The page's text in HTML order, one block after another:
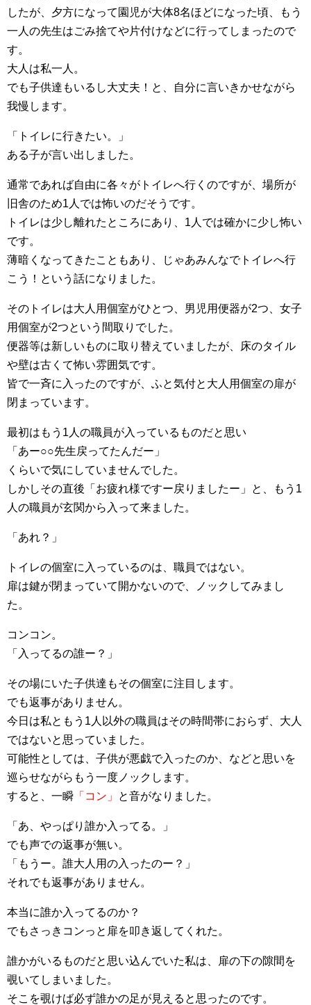
したが、夕方になって園児が大体8名ほどになった頃、もう
一人の先生はごみ捨てや片付けなどに行ってしまったので
す。
大人は私一人。
でも子供達もいるし大丈夫！と、自分に言いきかせながら
我慢します。
「トイレに行きたい。」
ある子が言い出しました。
通常であれば自由に各々がトイレへ行くのですが、場所が
旧舎のため1人では怖いのだそうです。
トイレは少し離れたところにあり、1人では確かに少し怖い
です。
薄暗くなってきたこともあり、じゃあみんなでトイレへ行
こう！という話になりました。
そのトイレは大人用個室がひとつ、男児用便器が2つ、女子
用個室が2つという間取りでした。
便器等は新しいものに取り替えていましたが、床のタイル
や壁は古くて怖い雰囲気です。
皆で一斉に入ったのですが、ふと気付と大人用個室の扉が
閉まっています。
最初はもう1人の職員が入っているものだと思い
「あー○○先生戻ってたんだー」
くらいで気にしていませんでした。
しかしその直後「お疲れ様ですー戻りましたー」と、もう1
人の職員が玄関から入って来ました。
「あれ？」
トイレの個室に入っているのは、職員ではない。
扉は鍵が閉まっていて開かないので、ノックしてみまし
た。
コンコン。
「入ってるの誰ー？」
その場にいた子供達もその個室に注目します。
でも返事がありません。
今日は私ともう1人以外の職員はその時間帯におらず、大人
ではないと思っていました。
可能性としては、子供が悪戯で入ったのか、などと思いを
巡らせながらもう一度ノックします。
すると、一瞬 「コン」 と音がなりました。
「あ、やっぱり誰か入ってる。」
でも声での返事が無い。
「もうー。誰大人用の入ったのー？」
それでも返事がありません。
本当に誰か入ってるのか？
でもさっきコンっと扉を叩き返してくれた。
誰かがいるものだと思い込んでいた私は、扉の下の隙間を
覗いてしまいました。
そこを覗けば必ず誰かの足が見えると思ったのです。